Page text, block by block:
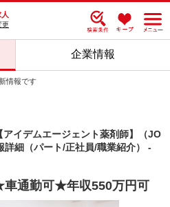
更
企業情報
情報です
イデムエージェント薬剤師】（JO
細（パート/正社員/職業紹介） -
車通勤可★年収550万円可